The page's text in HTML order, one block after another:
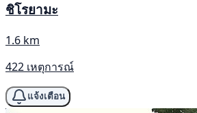
ชิโรยามะ
1.6 km
422 เหตุการณ์
แจ้งเตือน